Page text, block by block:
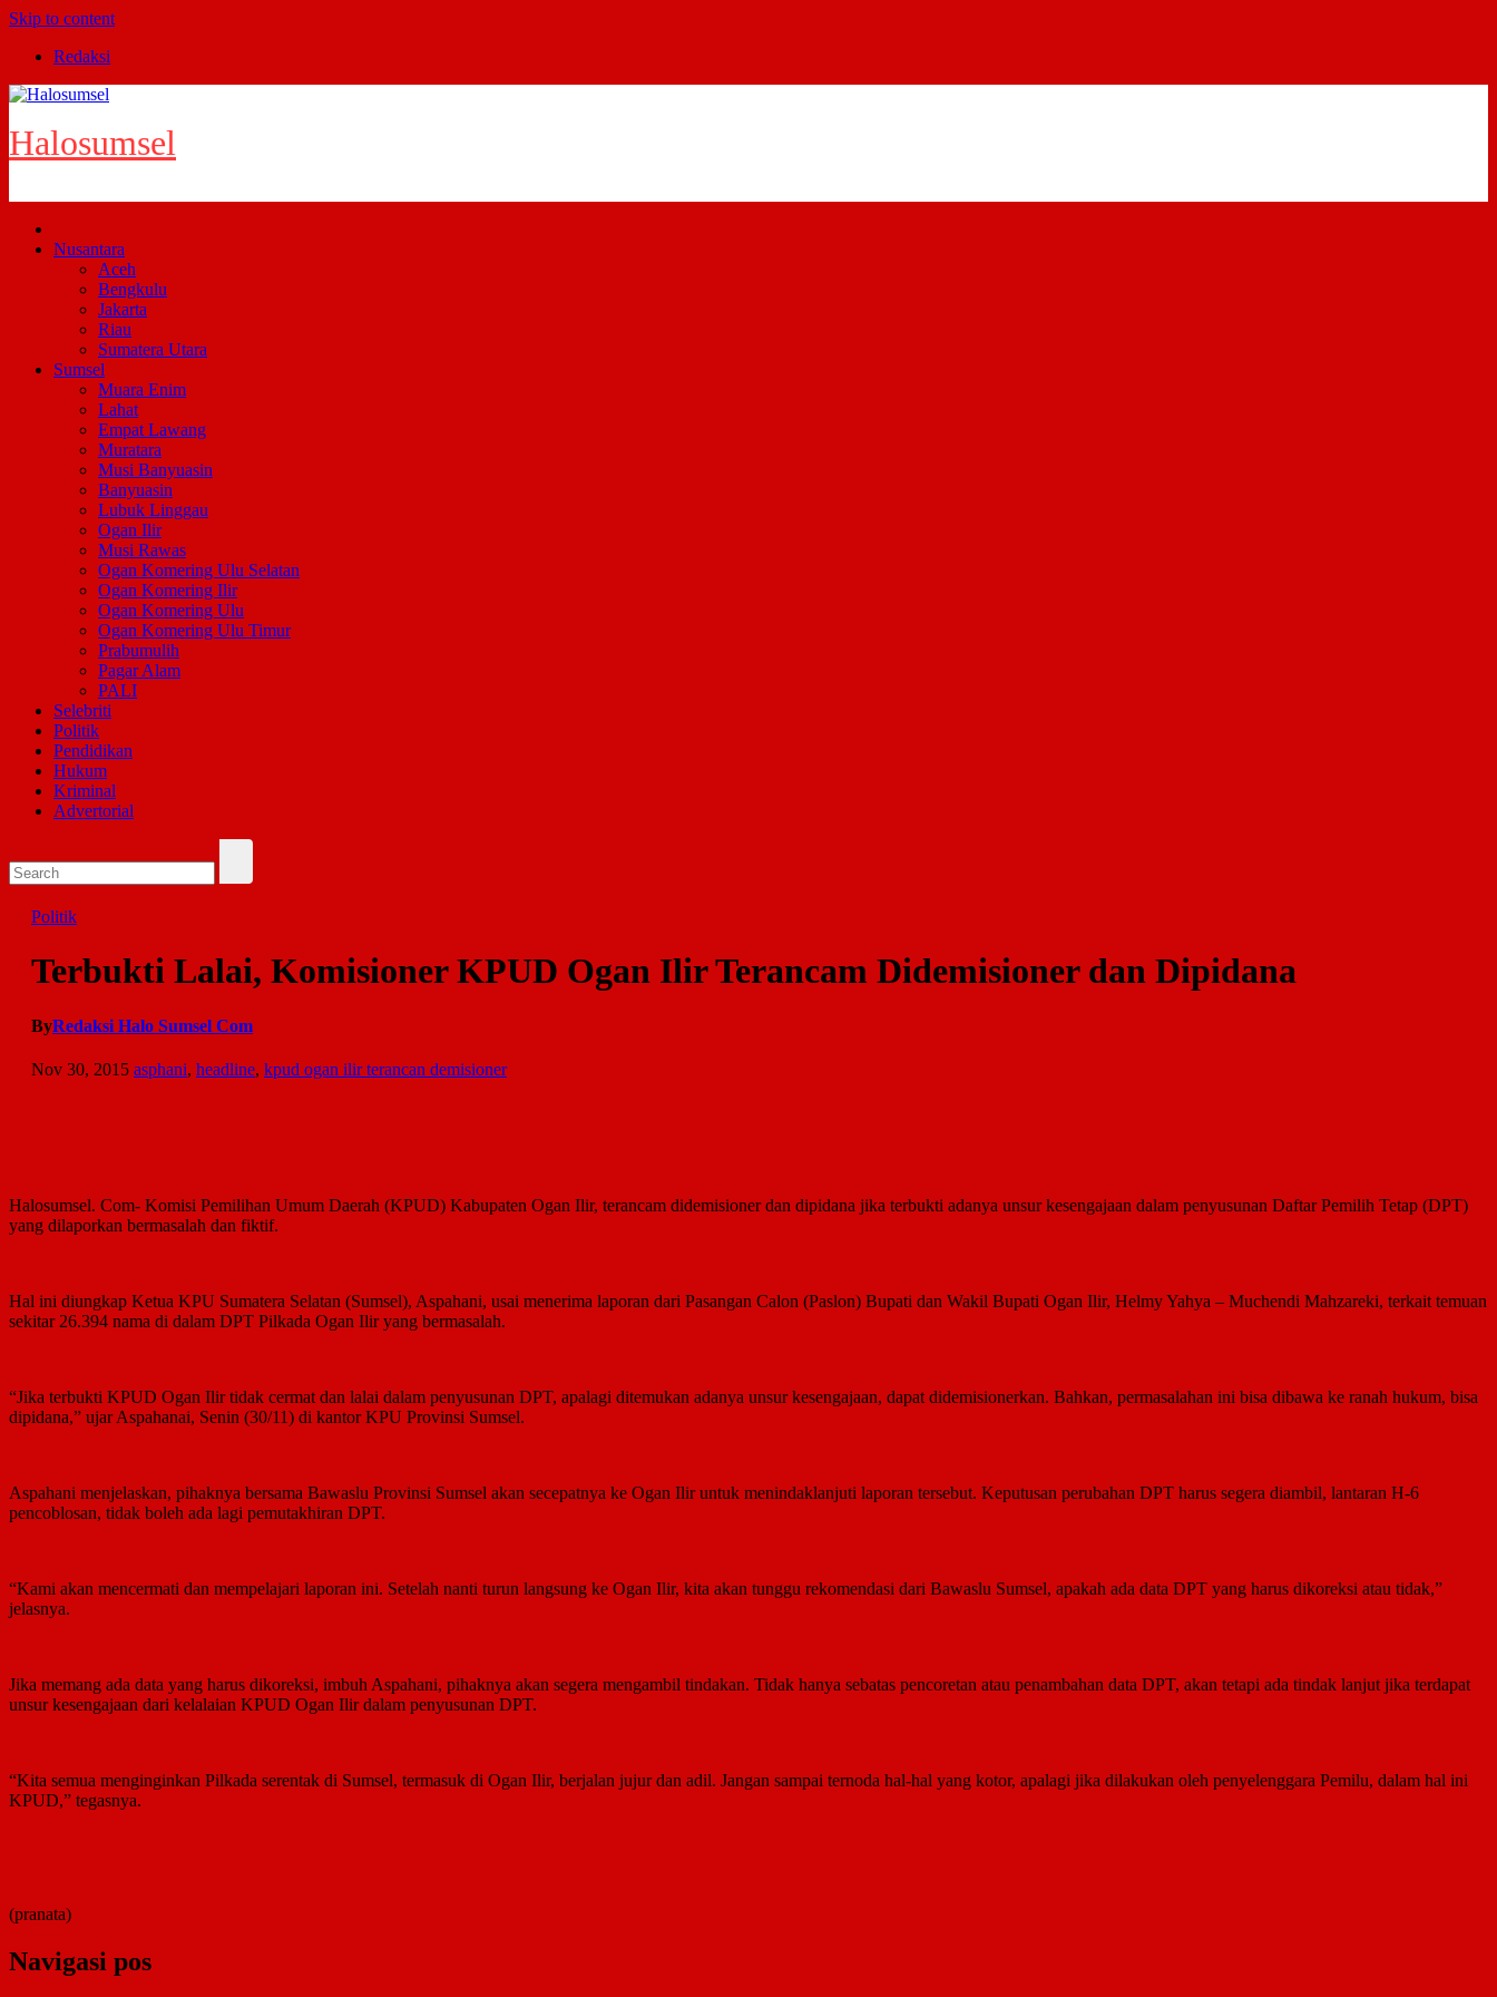
Skip to content
Redaksi
Halosumsel
Nusantara
Aceh
Bengkulu
Jakarta
Riau
Sumatera Utara
Sumsel
Muara Enim
Lahat
Empat Lawang
Muratara
Musi Banyuasin
Banyuasin
Lubuk Linggau
Ogan Ilir
Musi Rawas
Ogan Komering Ulu Selatan
Ogan Komering Ilir
Ogan Komering Ulu
Ogan Komering Ulu Timur
Prabumulih
Pagar Alam
PALI
Selebriti
Politik
Pendidikan
Hukum
Kriminal
Advertorial
Politik
Terbukti Lalai, Komisioner KPUD Ogan Ilir Terancam Didemisioner dan Dipidana
ByRedaksi Halo Sumsel Com
Nov 30, 2015 asphani, headline, kpud ogan ilir terancan demisioner
Halosumsel. Com- Komisi Pemilihan Umum Daerah (KPUD) Kabupaten Ogan Ilir, terancam didemisioner dan dipidana jika terbukti adanya unsur kesengajaan dalam penyusunan Daftar Pemilih Tetap (DPT)
yang dilaporkan bermasalah dan fiktif.
Hal ini diungkap Ketua KPU Sumatera Selatan (Sumsel), Aspahani, usai menerima laporan dari Pasangan Calon (Paslon) Bupati dan Wakil Bupati Ogan Ilir, Helmy Yahya – Muchendi Mahzareki, terkait temuan
sekitar 26.394 nama di dalam DPT Pilkada Ogan Ilir yang bermasalah.
“Jika terbukti KPUD Ogan Ilir tidak cermat dan lalai dalam penyusunan DPT, apalagi ditemukan adanya unsur kesengajaan, dapat didemisionerkan. Bahkan, permasalahan ini bisa dibawa ke ranah hukum, bisa
dipidana,” ujar Aspahanai, Senin (30/11) di kantor KPU Provinsi Sumsel.
Aspahani menjelaskan, pihaknya bersama Bawaslu Provinsi Sumsel akan secepatnya ke Ogan Ilir untuk menindaklanjuti laporan tersebut. Keputusan perubahan DPT harus segera diambil, lantaran H-6
pencoblosan, tidak boleh ada lagi pemutakhiran DPT.
“Kami akan mencermati dan mempelajari laporan ini. Setelah nanti turun langsung ke Ogan Ilir, kita akan tunggu rekomendasi dari Bawaslu Sumsel, apakah ada data DPT yang harus dikoreksi atau tidak,”
jelasnya.
Jika memang ada data yang harus dikoreksi, imbuh Aspahani, pihaknya akan segera mengambil tindakan. Tidak hanya sebatas pencoretan atau penambahan data DPT, akan tetapi ada tindak lanjut jika terdapat
unsur kesengajaan dari kelalaian KPUD Ogan Ilir dalam penyusunan DPT.
“Kita semua menginginkan Pilkada serentak di Sumsel, termasuk di Ogan Ilir, berjalan jujur dan adil. Jangan sampai ternoda hal-hal yang kotor, apalagi jika dilakukan oleh penyelenggara Pemilu, dalam hal ini
KPUD,” tegasnya.
(pranata)
Navigasi pos